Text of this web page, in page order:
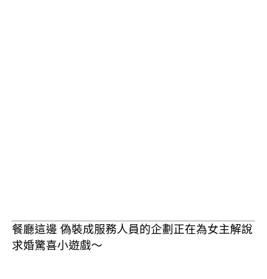
餐廳這邊 偽裝成服務人員的企劃正在為女主解說
求婚驚喜小遊戲～